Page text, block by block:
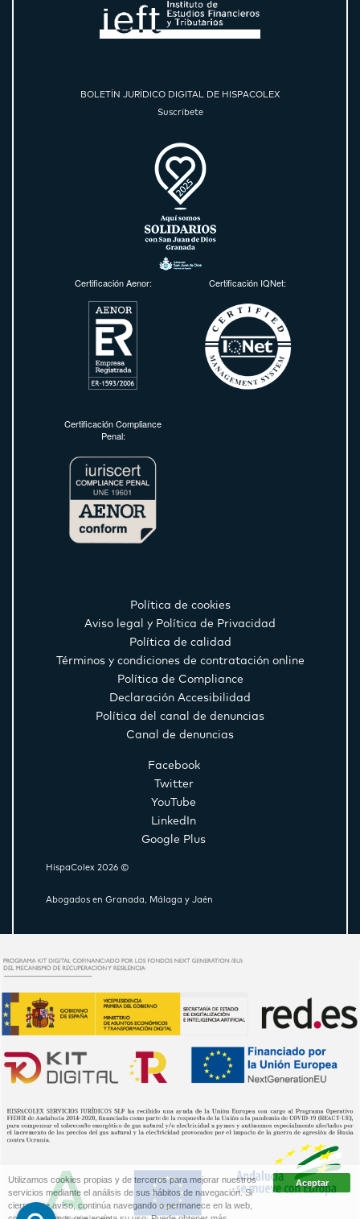
BOLETÍN JURÍDICO DIGITAL DE HISPACOLEX
Suscríbete
Certificación Aenor: Certificación IQNet:
Certificación Compliance
Penal:
Política de cookies
Aviso legal y Política de Privacidad
Política de calidad
Términos y condiciones de contratación online
Política de Compliance
Declaración Accesibilidad
Política del canal de denuncias
Canal de denuncias
Facebook
Twitter
YouTube
LinkedIn
Google Plus
HispaColex 2026 ©
Abogados en Granada, Málaga y Jaén
Utilizamos cookies propias y de terceros para mejorar nuestros
servicios mediante el análisis de sus hábitos de navegación. Si
cierra este aviso, continúa navegando o permanece en la web,